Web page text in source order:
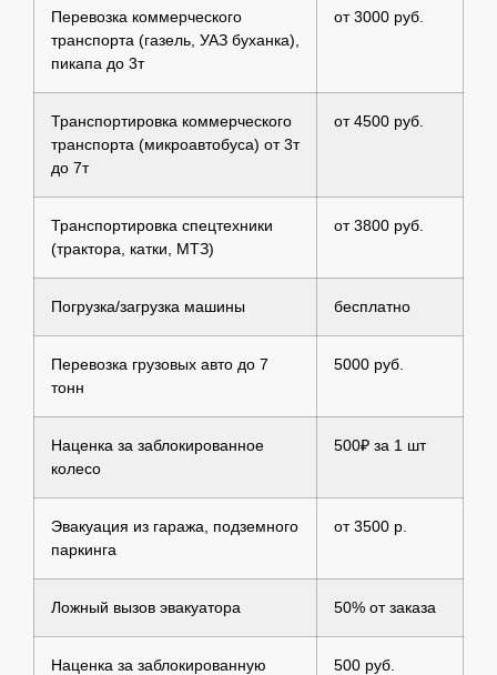
Перевозка коммерческого
транспорта (газель, УАЗ буханка),
пикапа до 3т
от 3000 руб.
Транспортировка коммерческого
транспорта (микроавтобуса) от 3т
до 7т
от 4500 руб.
Транспортировка спецтехники
(трактора, катки, МТЗ)
от 3800 руб.
Погрузка/загрузка машины бесплатно
Перевозка грузовых авто до 7
тонн
5000 руб.
Наценка за заблокированное
колесо
500₽ за 1 шт
Эвакуация из гаража, подземного
паркинга
от 3500 р.
Ложный вызов эвакуатора 50% от заказа
Наценка за заблокированную
500 руб.